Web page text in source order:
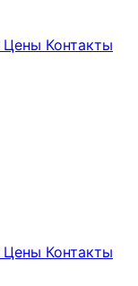
Цены Контакты
Цены Контакты